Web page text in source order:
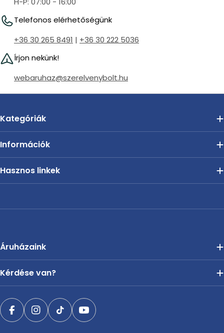
Telefonos elérhetőségünk
+36 30 265 8491 | +36 30 222 5036
Írjon nekünk!
webaruhaz@szerelvenybolt.hu
Kategóriák
Információk
Hasznos linkek
Áruházaink
Kérdése van?
FacebookInstagram
TikTokYouTube